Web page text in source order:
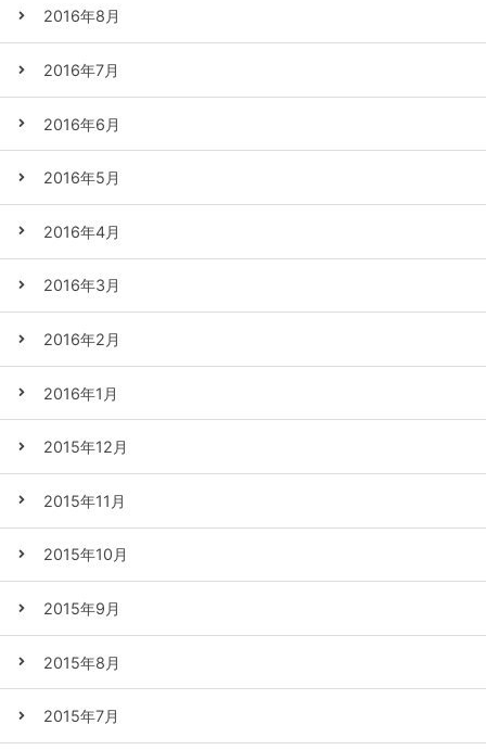
2016年8月
2016年7月
2016年6月
2016年5月
2016年4月
2016年3月
2016年2月
2016年1月
2015年12月
2015年11月
2015年10月
2015年9月
2015年8月
2015年7月